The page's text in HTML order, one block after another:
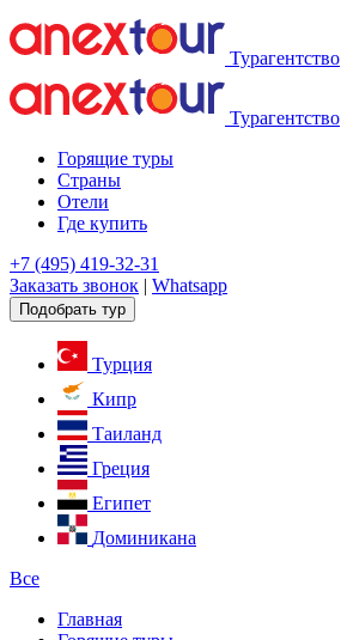
Турагентство
Турагентство
Горящие туры
Страны
Отели
Где купить
+7 (495) 419-32-31
Заказать звонок | Whatsapp
Подобрать тур
Турция
Кипр
Таиланд
Греция
Египет
Доминикана
Все
Главная